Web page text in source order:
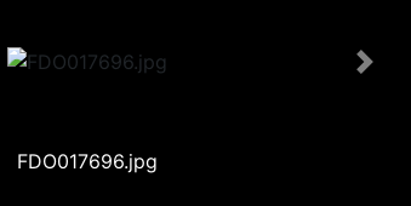
FDO017696.jpg
Next